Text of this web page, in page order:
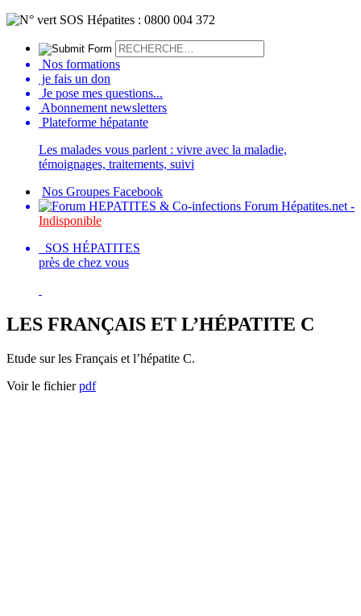
Nos formations
je fais un don
Je pose mes questions...
Abonnement newsletters
Plateforme hépatante
Les malades vous parlent : vivre avec la maladie,
témoignages, traitements, suivi
Nos Groupes Facebook
Forum Hépatites.net -
Indisponible
SOS HÉPATITES
près de chez vous
LES FRANÇAIS ET L’HÉPATITE C
Etude sur les Français et l’hépatite C.
Voir le fichierpdf